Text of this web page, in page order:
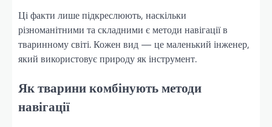
Ці факти лише підкреслюють, наскільки
різноманітними та складними є методи навігації в
тваринному світі. Кожен вид — це маленький інженер,
який використовує природу як інструмент.
Як тварини комбінують методи
навігації